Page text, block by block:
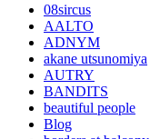
08sircus
AALTO
ADNYM
akane utsunomiya
AUTRY
BANDITS
beautiful people
Blog